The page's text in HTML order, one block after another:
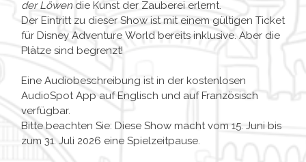
der Löwen die Kunst der Zauberei erlernt.
Der Eintritt zu dieser Show ist mit einem gültigen Ticket
für Disney Adventure World bereits inklusive. Aber die
Plätze sind begrenzt!
Eine Audiobeschreibung ist in der kostenlosen
AudioSpot App auf Englisch und auf Französisch
verfügbar.
Bitte beachten Sie: Diese Show macht vom 15. Juni bis
zum 31. Juli 2026 eine Spielzeitpause.